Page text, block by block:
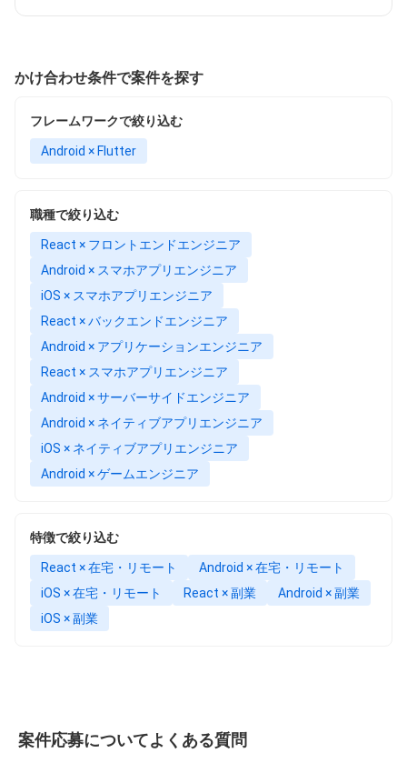
かけ合わせ条件で案件を探す
フレームワークで絞り込む
Android × Flutter
職種で絞り込む
React × フロントエンドエンジニア
Android × スマホアプリエンジニア
iOS × スマホアプリエンジニア
React × バックエンドエンジニア
Android × アプリケーションエンジニア
React × スマホアプリエンジニア
Android × サーバーサイドエンジニア
Android × ネイティブアプリエンジニア
iOS × ネイティブアプリエンジニア
Android × ゲームエンジニア
特徴で絞り込む
React × 在宅・リモート
Android × 在宅・リモート
iOS × 在宅・リモート
React × 副業
Android × 副業
iOS × 副業
案件応募についてよくある質問